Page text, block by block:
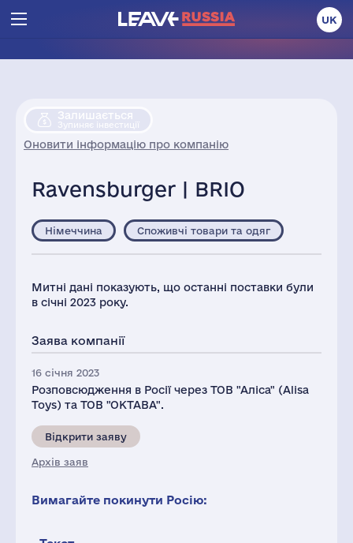
UK
Залишається
Зупиняє інвестиції
Оновити інформацію про компанію
Ravensburger | BRIO
Німеччина Споживчі товари та одяг
Митні дані показують, що останні поставки були
в січні 2023 року.
Заява компанії
16 січня 2023
Розповсюдження в Росії через ТОВ "Аліса" (Alisa
Toys) та ТОВ "ОКТАВА".
Відкрити заяву
Архів заяв
Вимагайте покинути Росію: